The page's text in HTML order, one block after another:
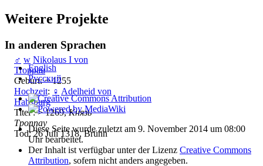
♂ w Nikolaus I von
Troppau
Geburt: ~ 1255
Hochzeit: ♀ Adelheid von
Habsburg
Titel : > 1269,Князь
Троппау
Tod: 26 Juli 1318, Brünn
Weitere Projekte
In anderen Sprachen
English
Русский
Diese Seite wurde zuletzt am 9. November 2014 um 08:00
Uhr bearbeitet.
Der Inhalt ist verfügbar unter der Lizenz Creative Commons
Attribution, sofern nicht anders angegeben.